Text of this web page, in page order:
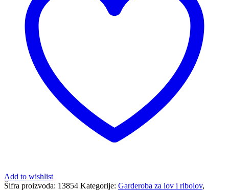
Add to wishlist
Šifra proizvoda: 13854 Kategorije: Garderoba za lov i ribolov,